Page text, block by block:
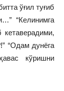
ўғил туғиб
“Келинимга
“Одам дунёга
кўришни